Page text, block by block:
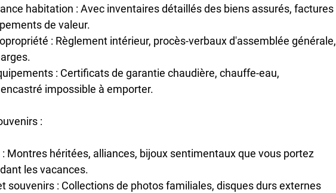
habitation : Avec inventaires détaillés des biens assurés, factures
de valeur.
: Règlement intérieur, procès-verbaux d'assemblée générale,
: Certificats de garantie chaudière, chauffe-eau,
impossible à emporter.
:
: Montres héritées, alliances, bijoux sentimentaux que vous portez
les vacances.
souvenirs : Collections de photos familiales, disques durs externes